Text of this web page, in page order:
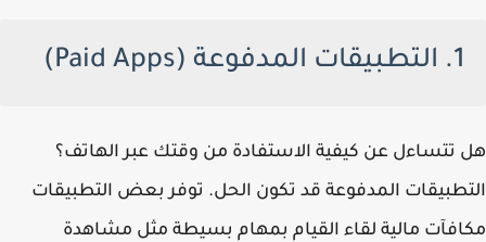
1. التطبيقات المدفوعة (Paid Apps)
هل تتساءل عن كيفية الاستفادة من وقتك عبر الهاتف؟
التطبيقات المدفوعة قد تكون الحل. توفر بعض التطبيقات
مكافآت مالية لقاء القيام بمهام بسيطة مثل مشاهدة